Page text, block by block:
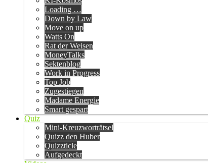
Loading …
Down by Law
Move on up
Watts On
Rat der Weisen
MoneyTalks
Sektenblog
Work in Progress
Top Job
Zugestiegen
Madame Energie
Smart gespart
Quiz
Mini-Kreuzworträtsel
Quizz den Huber
Quizzticle
Aufgedeckt